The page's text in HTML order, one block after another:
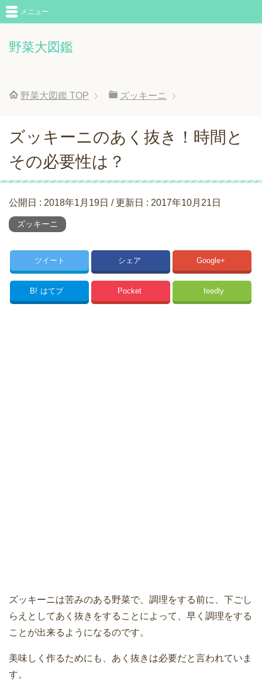
野菜大図鑑
メニュー
野菜大図鑑 TOP ズッキーニ
ズッキーニのあく抜き！時間と
その必要性は？
公開日 : 2018年1月19日 / 更新日 : 2017年10月21日
ズッキーニ
ツイート シェア Google+
B! はてブ Pocket feedly
ズッキーニは苦みのある野菜で、調理をする前に、下ごし
らえとしてあく抜きをすることによって、早く調理をする
ことが出来るようになるのです。
美味しく作るためにも、あく抜きは必要だと言われていま
す。